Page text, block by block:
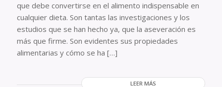
que debe convertirse en el alimento indispensable en
cualquier dieta. Son tantas las investigaciones y los
estudios que se han hecho ya, que la aseveración es
más que firme. Son evidentes sus propiedades
alimentarias y cómo se ha […]
LEER MÁS